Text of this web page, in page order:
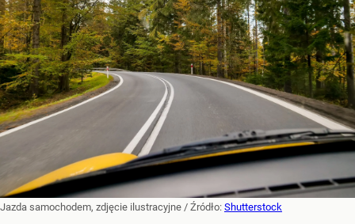
Jazda samochodem, zdjęcie ilustracyjne / Źródło: Shutterstock